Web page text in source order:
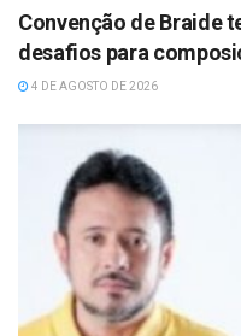
Convenção de Braide
desafios para
4 DE AGOSTO DE 2026